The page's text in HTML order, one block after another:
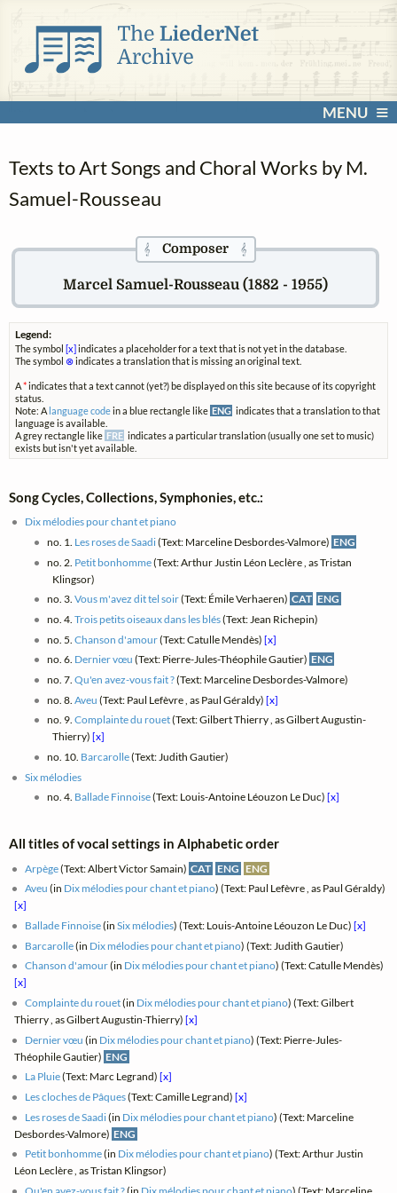
MENU
Texts to Art Songs and Choral Works by M.
Samuel-Rousseau
𝄞Composer 𝄞
Marcel Samuel-Rousseau (1882 - 1955)
Legend:
The symbol [x] indicates a placeholder for a text that is not yet in the database.
The symbol ⊗indicates a translation that is missing an original text.
A*indicates that a text cannot (yet?) be displayed on this site because of its copyright
status.
Note: A language codein a blue rectangle like ENG indicates that a translation to that
language is available.
A grey rectangle like FRE indicates a particular translation (usually one set to music)
exists but isn't yet available.
Song Cycles, Collections, Symphonies, etc.:
Dix mélodies pour chant et piano
no. 1. Les roses de Saadi(Text: Marceline Desbordes-Valmore) ENG
no. 2. Petit bonhomme(Text: Arthur Justin Léon Leclère , as Tristan
Klingsor)
no. 3. Vous m'avez dit tel soir(Text: Émile Verhaeren) CAT ENG
no. 4. Trois petits oiseaux dans les blés(Text: Jean Richepin)
no. 5. Chanson d'amour(Text: Catulle Mendès) [x]
no. 6. Dernier vœu (Text: Pierre-Jules-Théophile Gautier) ENG
no. 7. Qu'en avez-vous fait ?(Text: Marceline Desbordes-Valmore)
no. 8. Aveu (Text: Paul Lefèvre , as Paul Géraldy) [x]
no. 9. Complainte du rouet(Text: Gilbert Thierry , as Gilbert Augustin-
Thierry)[x]
no. 10. Barcarolle(Text: Judith Gautier)
Six mélodies
no. 4. Ballade Finnoise(Text: Louis-Antoine Léouzon Le Duc) [x]
All titles of vocal settings in Alphabetic order
Arpège(Text: Albert Victor Samain) CAT ENG ENG
Aveu (in Dix mélodies pour chant et piano) (Text: Paul Lefèvre , as Paul Géraldy)
[x]
Ballade Finnoise(inSix mélodies) (Text: Louis-Antoine Léouzon Le Duc)[x]
Barcarolle(in Dix mélodies pour chant et piano) (Text: Judith Gautier)
Chanson d'amour(in Dix mélodies pour chant et piano) (Text: Catulle Mendès)
[x]
Complainte du rouet(in Dix mélodies pour chant et piano) (Text: Gilbert
Thierry , as Gilbert Augustin-Thierry)[x]
Dernier vœu (in Dix mélodies pour chant et piano) (Text: Pierre-Jules-
Théophile Gautier) ENG
La Pluie(Text: Marc Legrand)[x]
Les cloches de Pâques(Text: Camille Legrand)[x]
Les roses de Saadi(in Dix mélodies pour chant et piano) (Text: Marceline
Desbordes-Valmore) ENG
Petit bonhomme(in Dix mélodies pour chant et piano) (Text: Arthur Justin
Léon Leclère , as Tristan Klingsor)